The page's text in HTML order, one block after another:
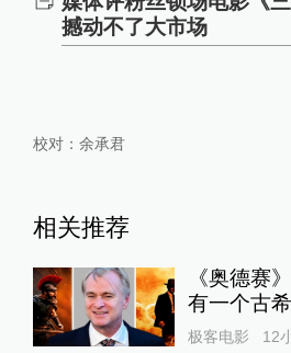
撼动不了大市场
校对： 余承君
相关推荐
《奥德赛
有一个古
极客电影 12